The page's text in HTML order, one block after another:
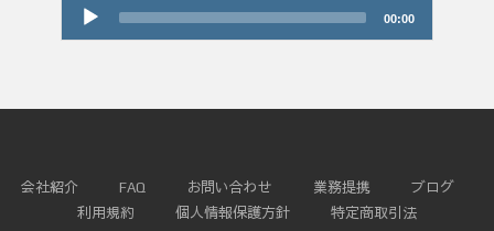
u
i
00:00
会社紹介 FAQ お問い合わせ 業務提携
ブログ
利用規約
個人情報保護方針 特定商取引法